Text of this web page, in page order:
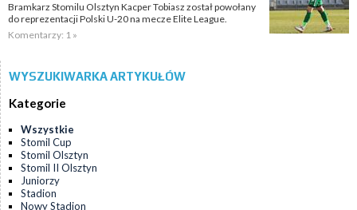
Bramkarz Stomilu Olsztyn Kacper Tobiasz został powołany
do reprezentacji Polski U-20 na mecze Elite League.
Komentarzy: 1 »
WYSZUKIWARKA ARTYKUŁÓW
Kategorie
Wszystkie
Stomil Cup
Stomil Olsztyn
Stomil II Olsztyn
Juniorzy
Stadion
Nowy Stadion